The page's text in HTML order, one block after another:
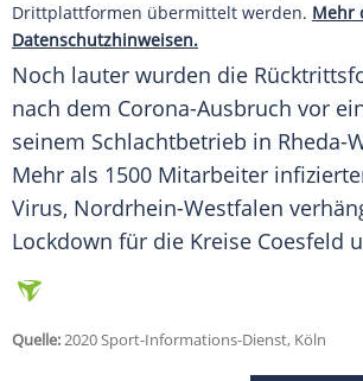
Drittplattformen übermittelt werden. Mehr
Datenschutzhinweisen.
Noch lauter wurden die
nach dem Corona-Ausbruch vor
seinem Schlachtbetrieb in Rheda-
Mehr als 1500 Mitarbeiter
Virus, Nordrhein-Westfalen
Lockdown für die Kreise Coesfeld
Quelle:2020 Sport-Informations-Dienst, Köln